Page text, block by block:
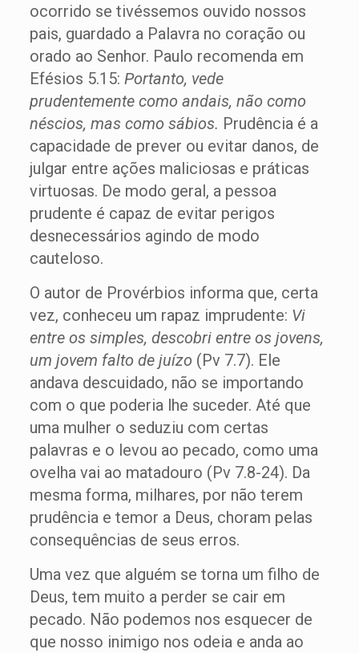
ocorrido se tivéssemos ouvido nossos
pais, guardado a Palavra no coração ou
orado ao Senhor. Paulo recomenda em
Efésios 5.15: Portanto, vede
prudentemente como andais, não como
néscios, mas como sábios. Prudência é a
capacidade de prever ou evitar danos, de
julgar entre ações maliciosas e práticas
virtuosas. De modo geral, a pessoa
prudente é capaz de evitar perigos
desnecessários agindo de modo
cauteloso.
O autor de Provérbios informa que, certa
vez, conheceu um rapaz imprudente: Vi
entre os simples, descobri entre os jovens,
um jovem falto de juízo (Pv 7.7). Ele
andava descuidado, não se importando
com o que poderia lhe suceder. Até que
uma mulher o seduziu com certas
palavras e o levou ao pecado, como uma
ovelha vai ao matadouro (Pv 7.8-24). Da
mesma forma, milhares, por não terem
prudência e temor a Deus, choram pelas
consequências de seus erros.
Uma vez que alguém se torna um filho de
Deus, tem muito a perder se cair em
pecado. Não podemos nos esquecer de
que nosso inimigo nos odeia e anda ao